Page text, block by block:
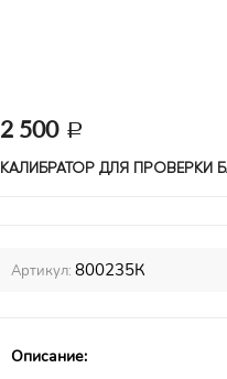
2 500
КАЛИБРАТОР ДЛЯ ПРОВЕРКИ
Артикул: 800235К
Описание: